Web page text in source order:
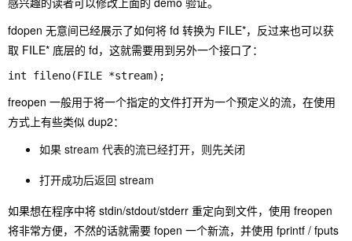
fdopen 无意间已经展示了如何将 fd 转换为 FILE*，反过来也可以获
取 FILE* 底层的 fd，这就需要用到另外一个接口了：
int fileno(FILE *stream);
freopen 一般用于将一个指定的文件打开为一个预定义的流，在使用
方式上有些类似 dup2：
如果 stream 代表的流已经打开，则先关闭
打开成功后返回 stream
如果想在程序中将 stdin/stdout/stderr 重定向到文件，使用 freopen
将非常方便，不然的话就需要 fopen 一个新流，并使用 fprintf / fputs